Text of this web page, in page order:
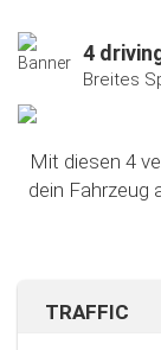
4
Breites
Mit diesen 4
dein Fahrzeug
TRAFFIC
Bist du auf
Sparen
Falls du